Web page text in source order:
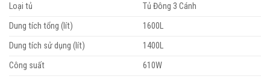
Loại tủ
Tủ Đông 3 Cánh
Dung tích tổng (lít)
1600L
Dung tích sử dụng (lít)
1400L
Công suất
610W